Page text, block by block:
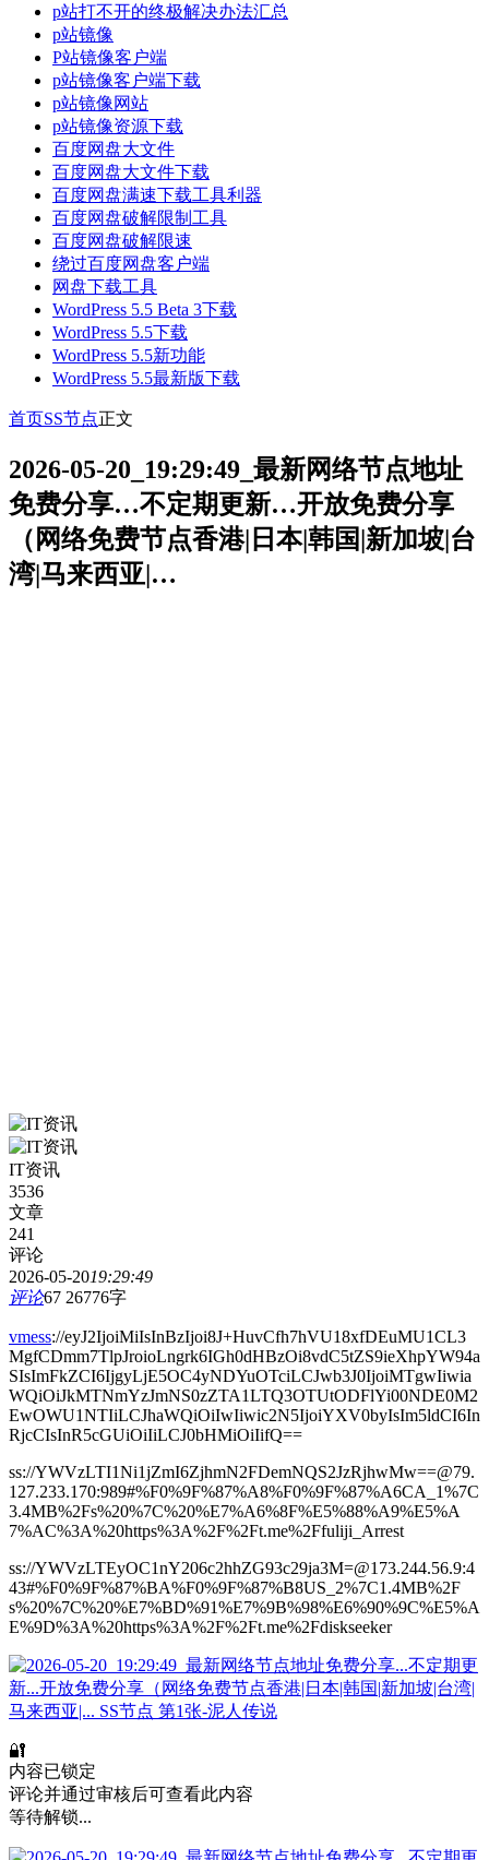
p站打不开的终极解决办法汇总
p站镜像
P站镜像客户端
p站镜像客户端下载
p站镜像网站
p站镜像资源下载
百度网盘大文件
百度网盘大文件下载
百度网盘满速下载工具利器
百度网盘破解限制工具
百度网盘破解限速
绕过百度网盘客户端
网盘下载工具
WordPress 5.5 Beta 3下载
WordPress 5.5下载
WordPress 5.5新功能
WordPress 5.5最新版下载
首页SS节点正文
2026-05-20_19:29:49_最新网络节点地址
免费分享…不定期更新…开放免费分享
（网络免费节点香港|日本|韩国|新加坡|台
湾|马来西亚|…
IT资讯
3536
文章
241
评论
2026-05-2019:29:49
评论67 26776字
vmess://eyJ2IjoiMiIsInBzIjoi8J+HuvCfh7hVU18xfDEuMU1CL3
MgfCDmm7TlpJroioLngrk6IGh0dHBzOi8vdC5tZS9ieXhpYW94a
SIsImFkZCI6IjgyLjE5OC4yNDYuOTciLCJwb3J0IjoiMTgwIiwia
WQiOiJkMTNmYzJmNS0zZTA1LTQ3OTUtODFlYi00NDE0M2
EwOWU1NTIiLCJhaWQiOiIwIiwic2N5IjoiYXV0byIsIm5ldCI6In
RjcCIsInR5cGUiOiIiLCJ0bHMiOiIifQ==
ss://YWVzLTI1Ni1jZmI6ZjhmN2FDemNQS2JzRjhwMw==@79.
127.233.170:989#%F0%9F%87%A8%F0%9F%87%A6CA_1%7C
3.4MB%2Fs%20%7C%20%E7%A6%8F%E5%88%A9%E5%A
7%AC%3A%20https%3A%2F%2Ft.me%2Ffuliji_Arrest
ss://YWVzLTEyOC1nY206c2hhZG93c29ja3M=@173.244.56.9:4
43#%F0%9F%87%BA%F0%9F%87%B8US_2%7C1.4MB%2F
s%20%7C%20%E7%BD%91%E7%9B%98%E6%90%9C%E5%A
E%9D%3A%20https%3A%2F%2Ft.me%2Fdiskseeker
🔐
内容已锁定
评论并通过审核后可查看此内容
等待解锁...